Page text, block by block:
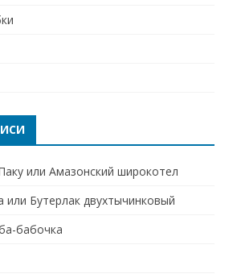
или Амазонский широкотел
или Бутерлак двухтычинковый
бабочка